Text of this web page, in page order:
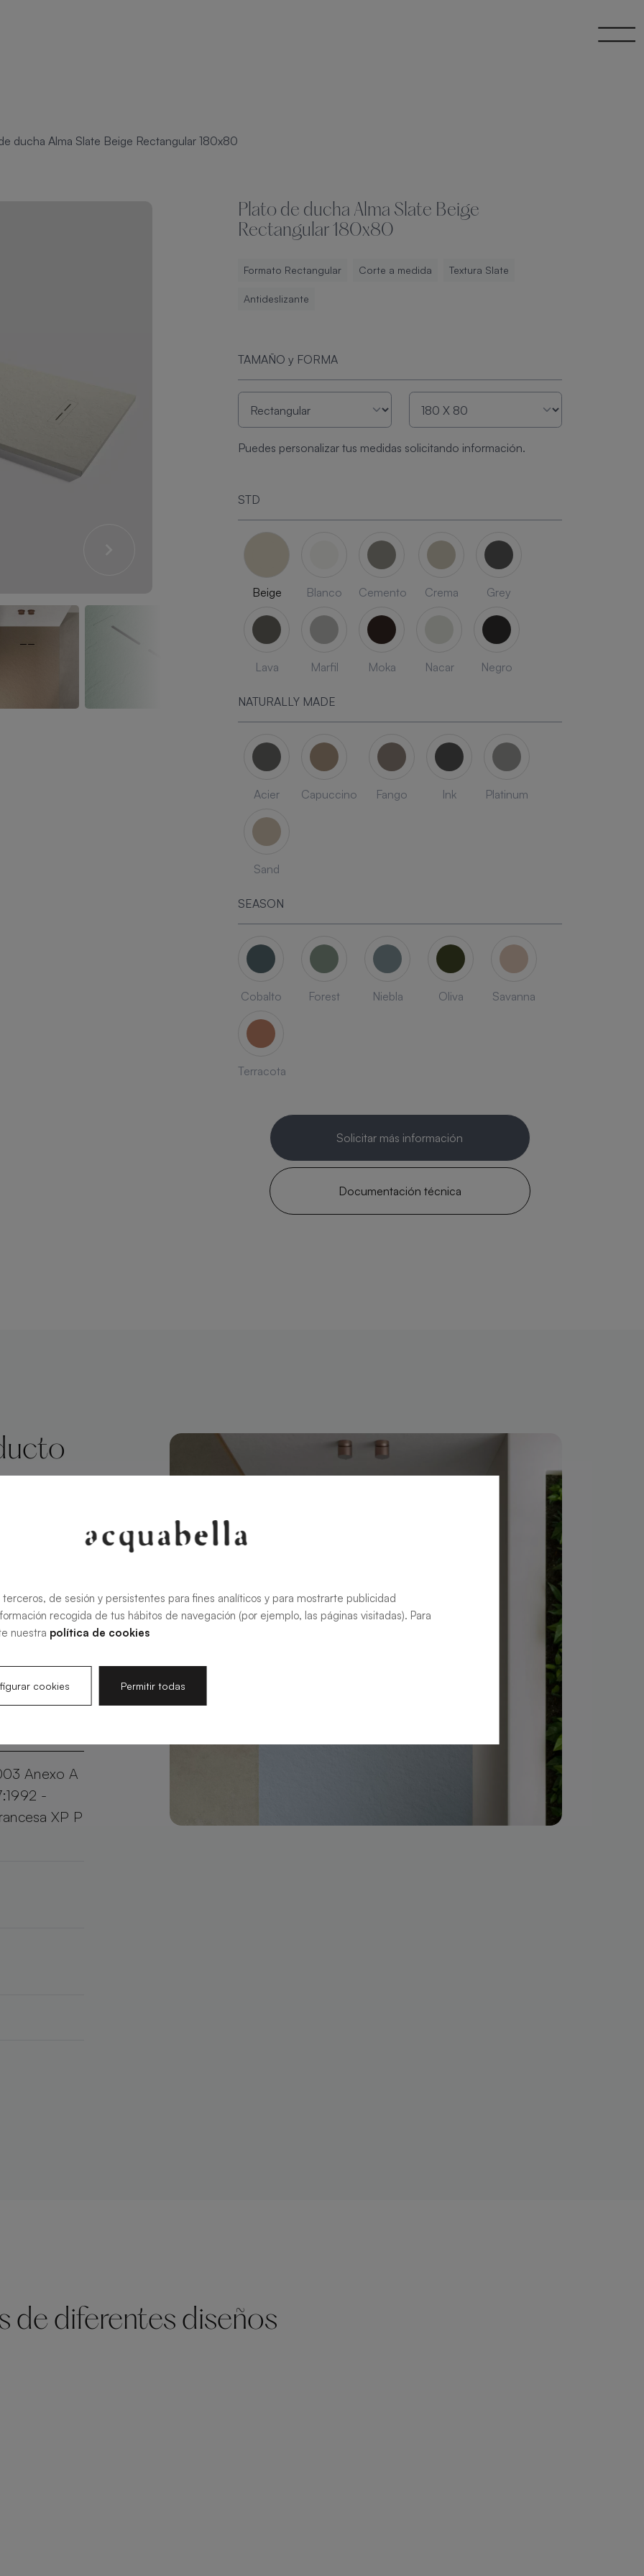
ducha Alma Slate Beige Rectangular 180x80
Plato de ducha Alma Slate Beige
Rectangular 180x80
Formato Rectangular Corte a medida Textura Slate
Antideslizante
TAMAÑO y FORMA
Puedes personalizar tus medidas solicitando información.
STD
Beige Blanco Cemento Crema Grey
Lava Marfil Moka Nacar Negro
NATURALLY MADE
Acier Capuccino Fango Ink Platinum
Sand
SEASON
Cobalto Forest Niebla Oliva Savanna
Terracota
Solicitar más información
Documentación técnica
180 X
estilo
Slate
que
más
y
en un
Anexo A
-
XP P
de diferentes diseños
de sesión y persistentes para fines analíticos y para mostrarte publicidad
recogida de tus hábitos de navegación (por ejemplo, las páginas visitadas). Para
nuestra política de cookies
cookies Permitir todas